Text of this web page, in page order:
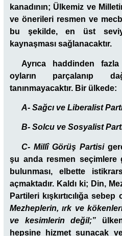
kanadının; Ülkemiz ve
ve önerileri resmen ve
bu şekilde, en üst
kaynaşması sağlanacaktır.
Ayrıca haddinden
oyların parçalanıp
tanınmayacaktır. Bir ülkede:
A- Sağcı ve Liberalist
B- Solcu ve Sosyalist
C- Millî Görüş Partisi
şu anda resmen seçimlere
bulunması, elbette
açmaktadır. Kaldı ki; Din,
Partileri kışkırtıcılığa sebep
Mezheplerin, ırk ve
ve kesimlerin değil;”
hepsine hizmet sunacak